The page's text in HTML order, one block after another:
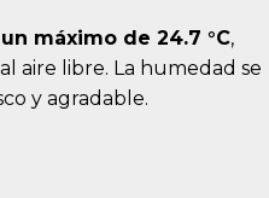
máximo de 24.7 °C,
aire libre. La humedad se
y agradable.